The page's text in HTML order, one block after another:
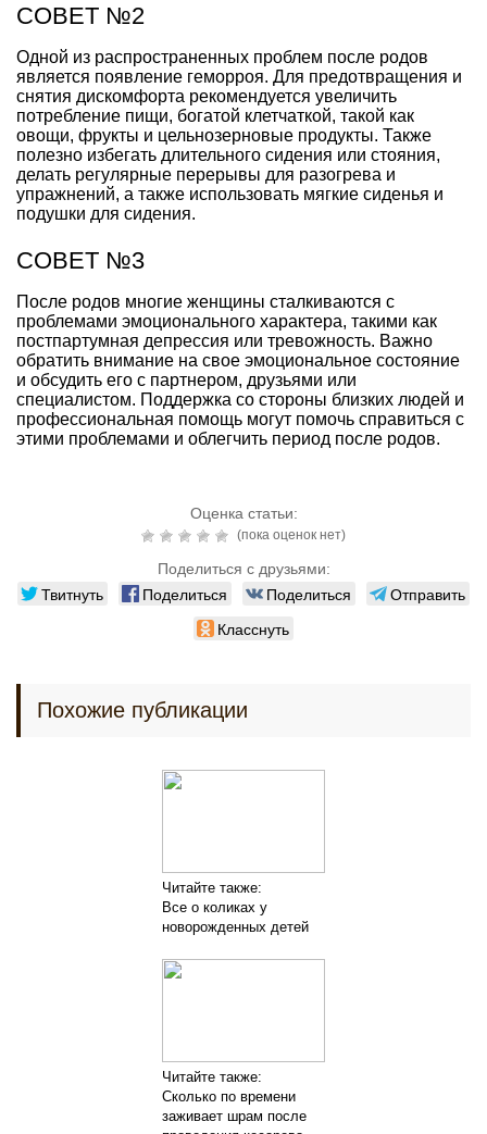
СОВЕТ №2
Одной из распространенных проблем после родов
является появление геморроя. Для предотвращения и
снятия дискомфорта рекомендуется увеличить
потребление пищи, богатой клетчаткой, такой как
овощи, фрукты и цельнозерновые продукты. Также
полезно избегать длительного сидения или стояния,
делать регулярные перерывы для разогрева и
упражнений, а также использовать мягкие сиденья и
подушки для сидения.
СОВЕТ №3
После родов многие женщины сталкиваются с
проблемами эмоционального характера, такими как
постпартумная депрессия или тревожность. Важно
обратить внимание на свое эмоциональное состояние
и обсудить его с партнером, друзьями или
специалистом. Поддержка со стороны близких людей и
профессиональная помощь могут помочь справиться с
этими проблемами и облегчить период после родов.
Оценка статьи:
(пока оценок нет)
Поделиться с друзьями:
Твитнуть Поделиться Поделиться
Отправить
Класснуть
Похожие публикации
Читайте также:
Все о коликах у
новорожденных детей
Читайте также:
Сколько по времени
заживает шрам после